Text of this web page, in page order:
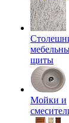
щиты
Мойки и